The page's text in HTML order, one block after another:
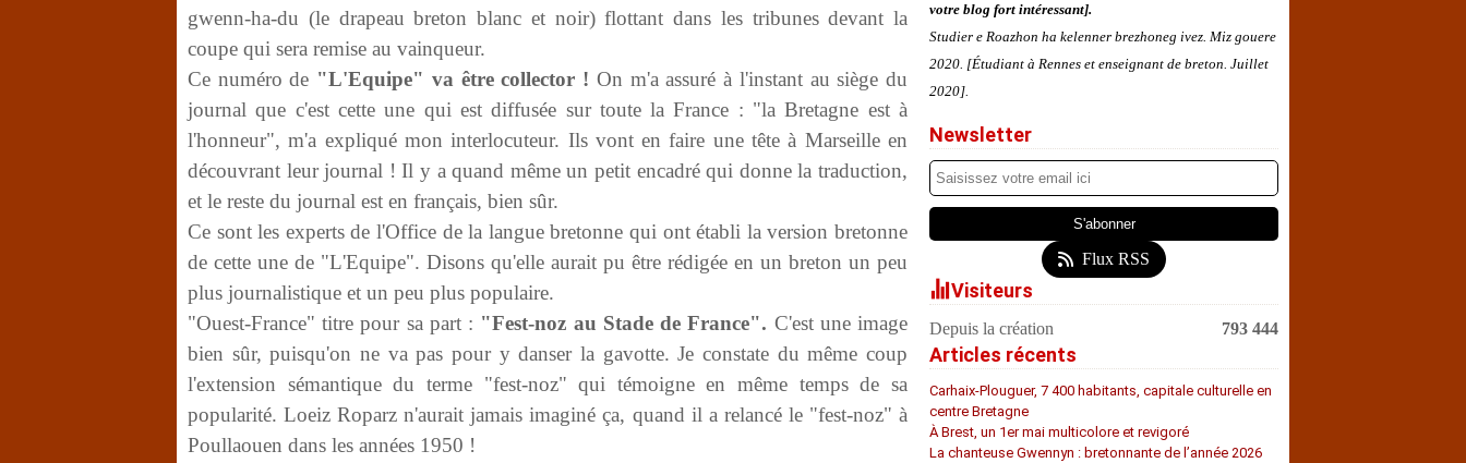
gwenn-ha-du (le drapeau breton blanc et noir) flottant dans les tribunes devant la
coupe qui sera remise au vainqueur.
Ce numéro de "L'Equipe" va être collector ! On m'a assuré à l'instant au siège du
journal que c'est cette une qui est diffusée sur toute la France : "la Bretagne est à
l'honneur", m'a expliqué mon interlocuteur. Ils vont en faire une tête à Marseille en
découvrant leur journal ! Il y a quand même un petit encadré qui donne la traduction,
et le reste du journal est en français, bien sûr.
Ce sont les experts de l'Office de la langue bretonne qui ont établi la version bretonne
de cette une de "L'Equipe". Disons qu'elle aurait pu être rédigée en un breton un peu
plus journalistique et un peu plus populaire.
"Ouest-France" titre pour sa part : "Fest-noz au Stade de France". C'est une image
bien sûr, puisqu'on ne va pas pour y danser la gavotte. Je constate du même coup
l'extension sémantique du terme "fest-noz" qui témoigne en même temps de sa
popularité. Loeiz Roparz n'aurait jamais imaginé ça, quand il a relancé le "fest-noz" à
Poullaouen dans les années 1950 !
votre blog fort intéressant].
Studier e Roazhon ha kelenner brezhoneg ivez. Miz gouere
2020. [Étudiant à Rennes et enseignant de breton. Juillet
2020].
Newsletter
Flux RSS
Visiteurs
Depuis la création 793 444
Articles récents
Carhaix-Plouguer, 7 400 habitants, capitale culturelle en
centre Bretagne
À Brest, un 1er mai multicolore et revigoré
La chanteuse Gwennyn : bretonnante de l’année 2026